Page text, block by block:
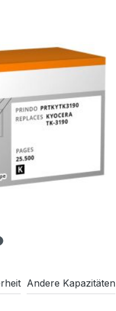
Andere Kapazitäten